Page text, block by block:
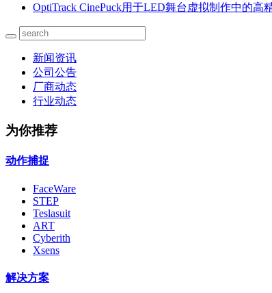
OptiTrack CinePuck用于LED舞台虚拟制作中的高
新闻资讯
公司公告
厂商动态
行业动态
为你推荐
动作捕捉
FaceWare
STEP
Teslasuit
ART
Cyberith
Xsens
解决方案